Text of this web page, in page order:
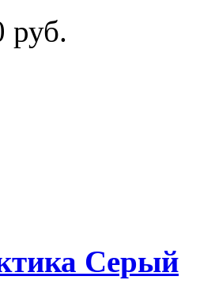
руб.
Серый